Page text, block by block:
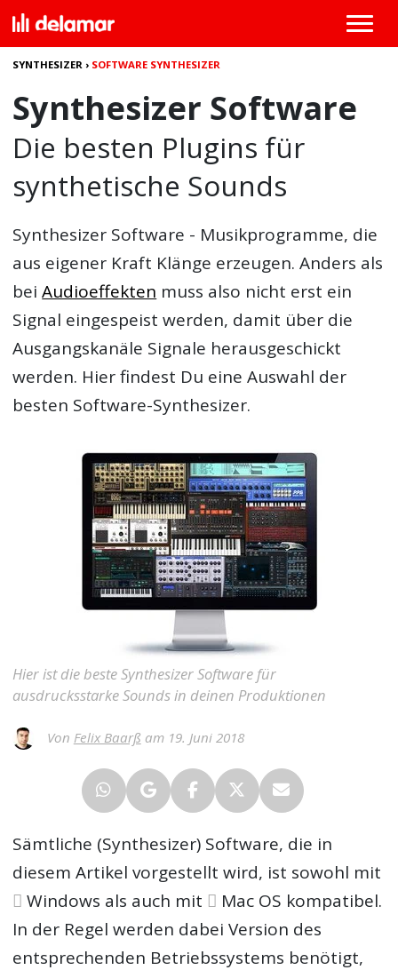
SYNTHESIZER › SOFTWARE SYNTHESIZER
Synthesizer Software
Die besten Plugins für
synthetische Sounds
Synthesizer Software - Musikprogramme, die
aus eigener Kraft Klänge erzeugen. Anders als
beiAudioeffekten muss also nicht erst ein
Signal eingespeist werden, damit über die
Ausgangskanäle Signale herausgeschickt
werden. Hier findest Du eine Auswahl der
besten Software-Synthesizer.
Hier ist die beste Synthesizer Software für
ausdrucksstarke Sounds in deinen Produktionen
Von Felix Baarß am 19. Juni 2018
Sämtliche (Synthesizer) Software, die in
diesem Artikel vorgestellt wird, ist sowohl mit
Windows als auch mit
Mac OS kompatibel.
In der Regel werden dabei Version des
entsprechenden Betriebssystems benötigt,